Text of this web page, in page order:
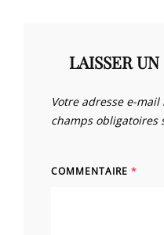
LAISSER
Votre adresse e-
champs obligatoires
COMMENTAIRE *